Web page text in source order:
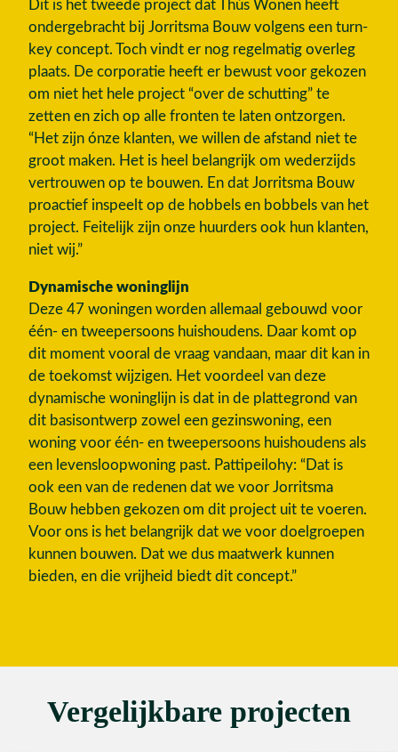
Dit is het tweede project dat Thús Wonen heeft
ondergebracht bij Jorritsma Bouw volgens een turn-
key concept. Toch vindt er nog regelmatig overleg
plaats. De corporatie heeft er bewust voor gekozen
om niet het hele project “over de schutting” te
zetten en zich op alle fronten te laten ontzorgen.
“Het zijn ónze klanten, we willen de afstand niet te
groot maken. Het is heel belangrijk om wederzijds
vertrouwen op te bouwen. En dat Jorritsma Bouw
proactief inspeelt op de hobbels en bobbels van het
project. Feitelijk zijn onze huurders ook hun klanten,
niet wij.”
Dynamische woninglijn
Deze 47 woningen worden allemaal gebouwd voor
één- en tweepersoons huishoudens. Daar komt op
dit moment vooral de vraag vandaan, maar dit kan in
de toekomst wijzigen. Het voordeel van deze
dynamische woninglijn is dat in de plattegrond van
dit basisontwerp zowel een gezinswoning, een
woning voor één- en tweepersoons huishoudens als
een levensloopwoning past. Pattipeilohy: “Dat is
ook een van de redenen dat we voor Jorritsma
Bouw hebben gekozen om dit project uit te voeren.
Voor ons is het belangrijk dat we voor doelgroepen
kunnen bouwen. Dat we dus maatwerk kunnen
bieden, en die vrijheid biedt dit concept.”
Vergelijkbare projecten